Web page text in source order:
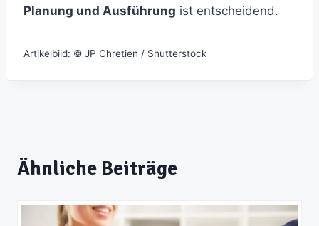
Planung und Ausführung ist entscheidend.
Artikelbild: © JP Chretien / Shutterstock
Ähnliche Beiträge